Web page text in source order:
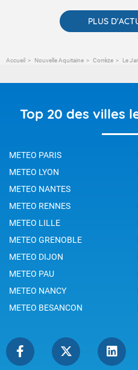
PLUS
Accueil Nouvelle Aquitaine Corrèze Le
Top 20 des villes
METEO PARIS
METEO LYON
METEO NANTES
METEO RENNES
METEO LILLE
METEO GRENOBLE
METEO DIJON
METEO PAU
METEO NANCY
METEO BESANCON